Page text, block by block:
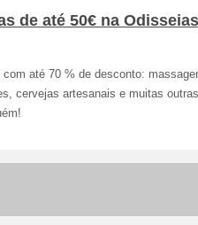
de até 50€ na Odisseias
até 70 % de desconto:
cervejas artesanais e muitas